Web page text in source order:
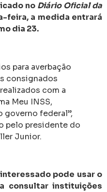
no Diário Oficial da
feira, a medida entrará
dia 23.
para averbação
consignados
com a
Meu INSS,
governo federal”,
pelo presidente do
Junior.
pode usar o
consultar instituições